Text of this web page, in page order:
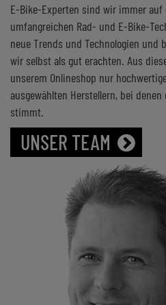
E-Bike-Experten sind wir immer
umfangreichen Rad- und E-Bike-
neue Trends und Technologien und
wir selbst als gut erachten. Aus
unserem Onlineshop nur
ausgewählten Herstellern, bei
stimmt.
UNSER TEAM